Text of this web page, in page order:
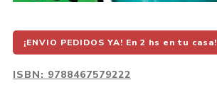
¡ENVIO PEDIDOS YA! En 2 hs en tu casa!
ISBN: 9788467579222